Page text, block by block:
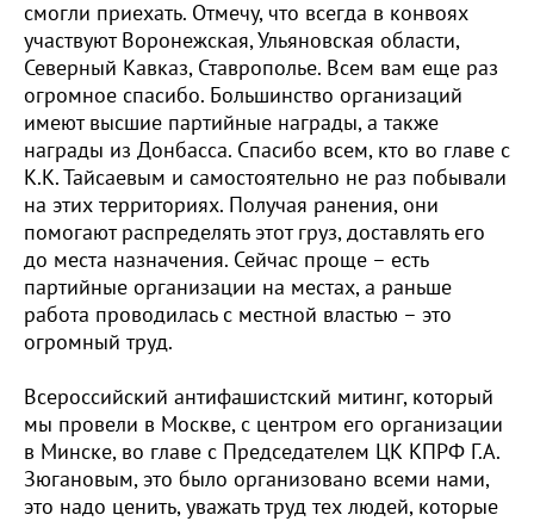
смогли приехать. Отмечу, что всегда в конвоях
участвуют Воронежская, Ульяновская области,
Северный Кавказ, Ставрополье. Всем вам еще раз
огромное спасибо. Большинство организаций
имеют высшие партийные награды, а также
награды из Донбасса. Спасибо всем, кто во главе с
К.К. Тайсаевым и самостоятельно не раз побывали
на этих территориях. Получая ранения, они
помогают распределять этот груз, доставлять его
до места назначения. Сейчас проще – есть
партийные организации на местах, а раньше
работа проводилась с местной властью – это
огромный труд.
Всероссийский антифашистский митинг, который
мы провели в Москве, с центром его организации
в Минске, во главе с Председателем ЦК КПРФ Г.А.
Зюгановым, это было организовано всеми нами,
это надо ценить, уважать труд тех людей, которые